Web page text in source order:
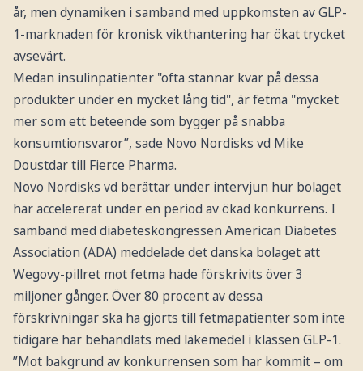
år, men dynamiken i samband med uppkomsten av GLP-
1-marknaden för kronisk vikthantering har ökat trycket
avsevärt.
Medan insulinpatienter "ofta stannar kvar på dessa
produkter under en mycket lång tid", är fetma "mycket
mer som ett beteende som bygger på snabba
konsumtionsvaror”, sade Novo Nordisks vd Mike
Doustdar till Fierce Pharma.
Novo Nordisks vd berättar under intervjun hur bolaget
har accelererat under en period av ökad konkurrens. I
samband med diabeteskongressen American Diabetes
Association (ADA) meddelade det danska bolaget att
Wegovy-pillret mot fetma hade förskrivits över 3
miljoner gånger. Över 80 procent av dessa
förskrivningar ska ha gjorts till fetmapatienter som inte
tidigare har behandlats med läkemedel i klassen GLP-1.
”Mot bakgrund av konkurrensen som har kommit – om